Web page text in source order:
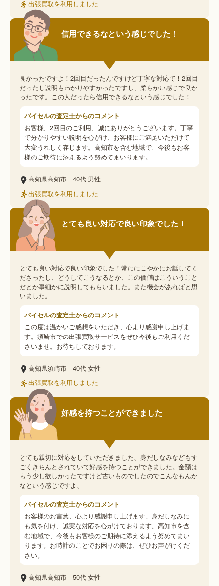
出張買取を利用しました
信用できるなという感じでした！
良かったですよ！2回目だったんですけど丁寧な対応で！2回目
だったし説明もわかりやすかったですし、柔らかい感じで良か
ったです。この人だったら信用できるなという感じでした！
バイセルの査定士からのコメント
お客様、2回目のご利用、誠にありがとうございます。丁寧
で分かりやすい説明を心がけ、お客様にご満足いただけて
大変うれしく存じます。高知市を含む地域で、今後もお客
様のご期待に添えるよう努めてまいります。
高知県高知市 40代 男性
出張買取を利用しました
とても良い対応で良い印象でした！
とても良い対応で良い印象でした！常ににこやかにお話してく
ださったし、どうしてこうなるとか、この価値はこういうこと
だとか事細かに説明してもらいました。また機会があればと思
いました。
バイセルの査定士からのコメント
この度は温かいご感想をいただき、心より感謝申し上げま
す。須崎市での出張買取サービスをぜひ今後もご利用くだ
さいませ。お待ちしております。
高知県須崎市 40代 女性
出張買取を利用しました
好感を持つことができました
とても親切に対応をしていただきました、身だしなみなどもす
ごくきちんとされていて好感を持つことができました。金額は
もう少し欲しかったですけど古いものでしたのでこんなもんか
なという感じですよ、
バイセルの査定士からのコメント
お客様のお言葉、心より感謝申し上げます。身だしなみに
も気を付け、誠実な対応を心がけております。高知市を含
む地域で、今後もお客様のご期待に添えるよう努めてまい
ります。お時計のことでお困りの際は、ぜひお声がけくだ
さい。
高知県高知市 50代 女性